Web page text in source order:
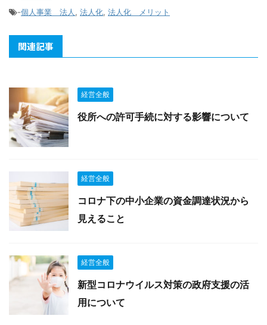
-個人事業 法人, 法人化, 法人化 メリット
関連記事
経営全般
役所への許可手続に対する影響について
経営全般
コロナ下の中小企業の資金調達状況から
見えること
経営全般
新型コロナウイルス対策の政府支援の活
用について